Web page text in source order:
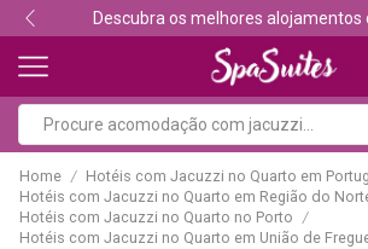
Descubra os melhores alojamentos
Home / Hotéis com Jacuzzi no Quarto em
Hotéis com Jacuzzi no Quarto em Região do
Hotéis com Jacuzzi no Quarto no Porto /
Hotéis com Jacuzzi no Quarto em União de